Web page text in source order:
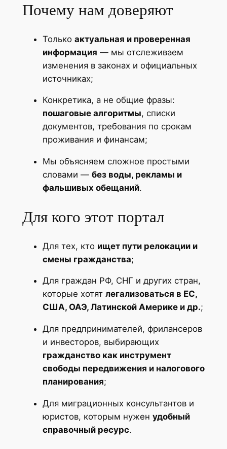
Почему нам доверяют
Только актуальная и проверенная
информация — мы отслеживаем
изменения в законах и официальных
источниках;
Конкретика, а не общие фразы:
пошаговые алгоритмы, списки
документов, требования по срокам
проживания и финансам;
Мы объясняем сложное простыми
словами — без воды, рекламы и
фальшивых обещаний.
Для кого этот портал
Для тех, кто ищет пути релокации и
смены гражданства;
Для граждан РФ, СНГ и других стран,
которые хотят легализоваться в ЕС,
США, ОАЭ, Латинской Америке и др.;
Для предпринимателей, фрилансеров
и инвесторов, выбирающих
гражданство как инструмент
свободы передвижения и налогового
планирования;
Для миграционных консультантов и
юристов, которым нужен удобный
справочный ресурс.